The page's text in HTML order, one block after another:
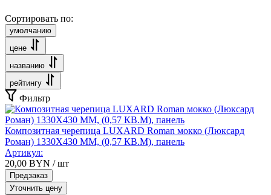
Сортировать по:
умолчанию
цене
названию
рейтингу
Фильтр
Композитная черепица LUXARD Roman мокко (Люксард
Роман) 1330Х430 ММ, (0,57 КВ.М), панель
Артикул:
20,00 BYN / шт
Предзаказ
Уточнить цену